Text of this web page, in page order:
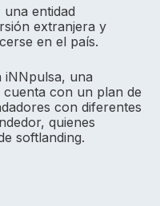
entidad
extranjera y
en el país.
iNNpulsa, una
con un plan de
con diferentes
quienes
softlanding.